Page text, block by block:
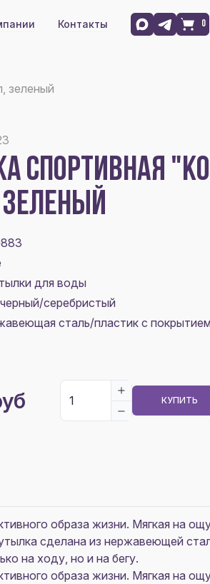
Контакты 0
зеленый
СПОРТИВНАЯ
для воды
серебристый
cталь/пластик с
КУПИТЬ
образа жизни. Мягкая на
сделана из нержавеющей
на ходу, но и на бегу.
образа жизни. Мягкая на